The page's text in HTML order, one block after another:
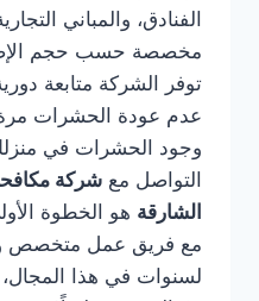
الفنادق، والمباني
مخصصة حسب حجم
توفر الشركة متابعة
عدم عودة الحشرات
وجود الحشرات في
التواصل مع شركة
الشارقة هو الخطوة
مع فريق عمل متخصص
لسنوات في هذا